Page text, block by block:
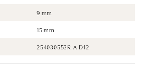
9 mm
15 mm
254030553R.A.D12